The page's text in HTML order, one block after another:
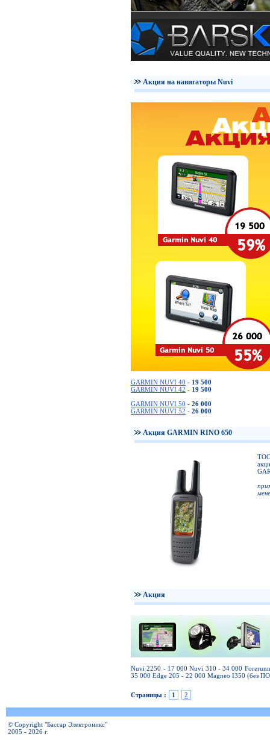
Акция на навигаторы Nuvi
GARMIN NUVI 40 - 19 500
GARMIN NUVI 42 - 19 500
GARMIN NUVI 50 - 26 000
GARMIN NUVI 52 - 26 000
Акция GARMIN RINO 650
ТОО
Акция
Nuvi 2250 - 17 000 Nuvi 310 - 34 000
35 000 Edge 205 - 22 000 Magneo I350 (без
Страницы : 1 2
© Copyright "Бассар Электроникс"
2005 - 2026 г.